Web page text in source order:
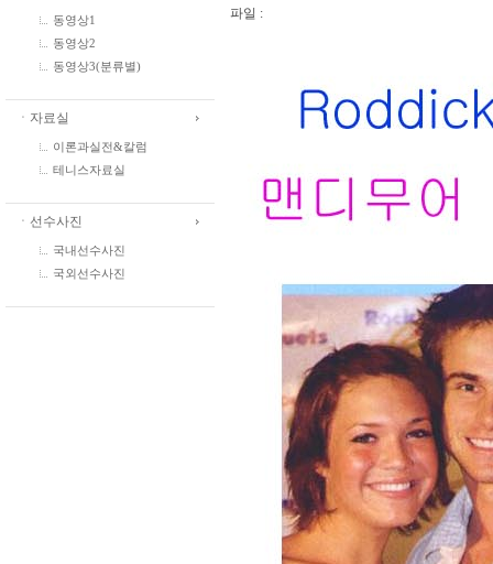
동영상1
동영상2
동영상3(분류별)
ㆍ자료실
이론과실전&칼럼
테니스자료실
ㆍ선수사진
국내선수사진
국외선수사진
파일 :